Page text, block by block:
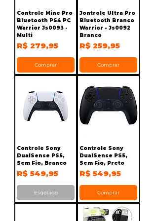
Controle Mine Pro
Bluetooth PS4 PC
Warrior Js0093 -
Multi
Preço
R$ 279,95
Comprar
Jontrole Ultra Pro
Bluetooth Branco
Warrior - Js0092
Branco
Preço
R$ 259,95
Comprar
Controle Sony
DualSense PS5,
Sem Fio, Branco
Preço
R$ 549,95
Esgotado
Controle Sony
DualSense PS5,
Sem Fio, Preto
Preço
R$ 549,95
Comprar